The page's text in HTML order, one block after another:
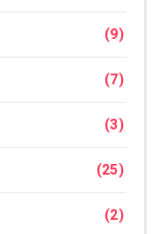
(9)
(7)
(3)
(25)
(2)